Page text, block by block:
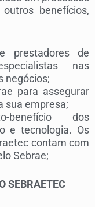
benefícios,
prestadores de
nas
negócios;
para assegurar
sua empresa;
benefício dos
e tecnologia. Os
contam com
Sebrae;
SEBRAETEC